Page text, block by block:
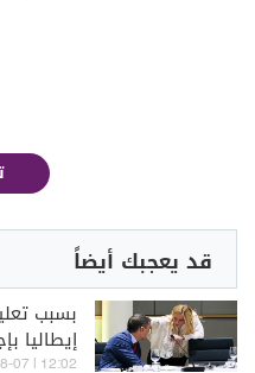
قد يعجبك أيضاً
بسبب
إيطاليا
12:02 | 2026-08-07